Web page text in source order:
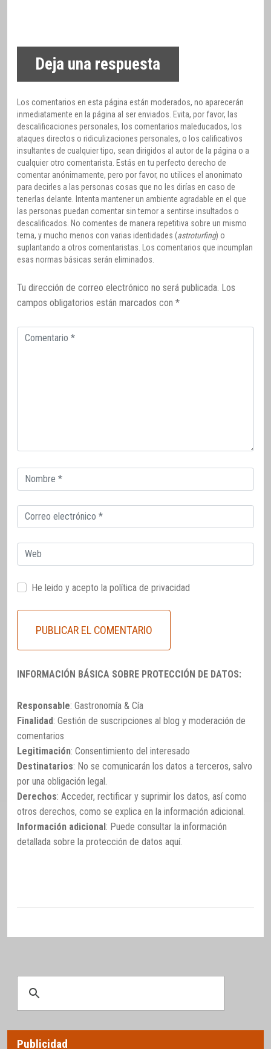
Deja una respuesta
Los comentarios en esta página están moderados, no aparecerán
inmediatamente en la página al ser enviados. Evita, por favor, las
descalificaciones personales, los comentarios maleducados, los
ataques directos o ridiculizaciones personales, o los calificativos
insultantes de cualquier tipo, sean dirigidos al autor de la página o a
cualquier otro comentarista. Estás en tu perfecto derecho de
comentar anónimamente, pero por favor, no utilices el anonimato
para decirles a las personas cosas que no les dirías en caso de
tenerlas delante. Intenta mantener un ambiente agradable en el que
las personas puedan comentar sin temor a sentirse insultados o
descalificados. No comentes de manera repetitiva sobre un mismo
tema, y mucho menos con varias identidades (astroturfing) o
suplantando a otros comentaristas. Los comentarios que incumplan
esas normas básicas serán eliminados.
Tu dirección de correo electrónico no será publicada. Los
campos obligatorios están marcados con *
Comentario
Correo
electrónico
Correo
electrónico
Web
He leido y acepto la política de privacidad
INFORMACIÓN BÁSICA SOBRE PROTECCIÓN DE DATOS:
Responsable: Gastronomía & Cía
Finalidad: Gestión de suscripciones al blog y moderación de
comentarios
Legitimación: Consentimiento del interesado
Destinatarios: No se comunicarán los datos a terceros, salvo
por una obligación legal.
Derechos: Acceder, rectificar y suprimir los datos, así como
otros derechos, como se explica en la información adicional.
Información adicional : Puede consultar la información
detallada sobre la protección de datos aquí.
Publicidad